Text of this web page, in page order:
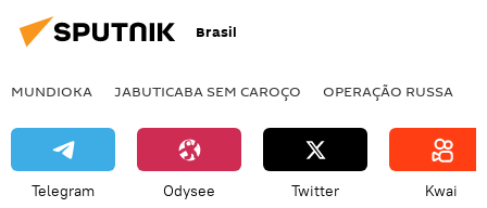
Dia de Ashura
peregrinação
Brasil
MUNDIOKA JABUTICABA SEM CAROÇO OPERAÇÃO RUSSA
Telegram Odysee Twitter Kwai